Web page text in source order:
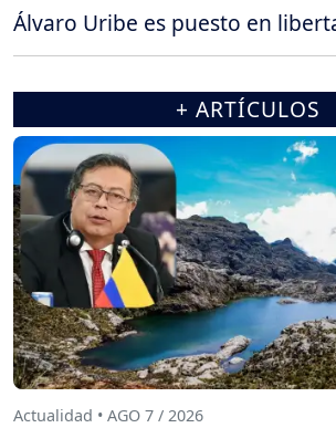
Álvaro Uribe es puesto en
+ ARTÍCULOS
Actualidad • AGO 7 / 2026